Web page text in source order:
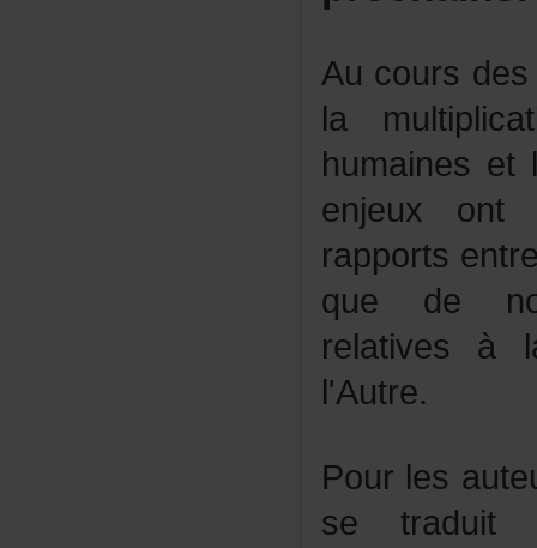
l'Autre.